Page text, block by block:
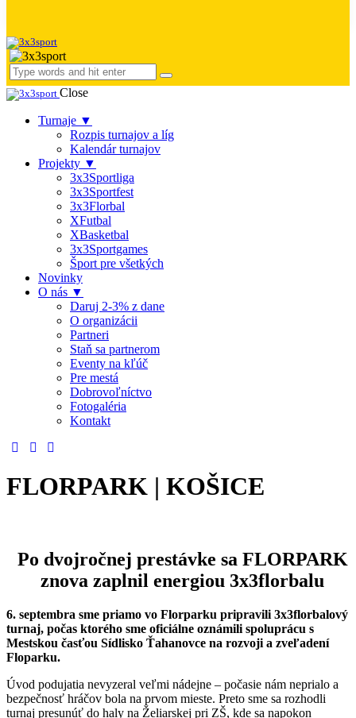
Close
Turnaje ▼
Rozpis turnajov a líg
Kalendár turnajov
Projekty ▼
3x3Sportliga
3x3Sportfest
3x3Florbal
XFutbal
XBasketbal
3x3Sportgames
Šport pre všetkých
Novinky
O nás ▼
Daruj 2-3% z dane
O organizácii
Partneri
Staň sa partnerom
Eventy na kľúč
Pre mestá
Dobrovoľníctvo
Fotogaléria
Kontakt
FLORPARK | KOŠICE
Po dvojročnej prestávke sa FLORPARK
znova zaplnil energiou 3x3florbalu
6. septembra sme priamo vo Florparku pripravili 3x3florbalový
turnaj, počas ktorého sme oficiálne oznámili spoluprácu s
Mestskou časťou Sídlisko Ťahanovce na rozvoji a zveľadení
Floparku.
Úvod podujatia nevyzeral veľmi nádejne – počasie nám neprialo a
bezpečnosť hráčov bola na prvom mieste. Preto sme sa rozhodli
turnaj presunúť do haly na Želiarskej pri ZŠ, kde sa napokon